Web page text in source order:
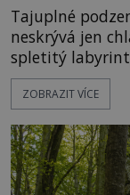
Tajuplné
neskrývá jen
spletitý labyrint
zapomenuté
Hluboko
vyhýbá shonu
kterému se
temných
ZOBRAZIT VÍCE